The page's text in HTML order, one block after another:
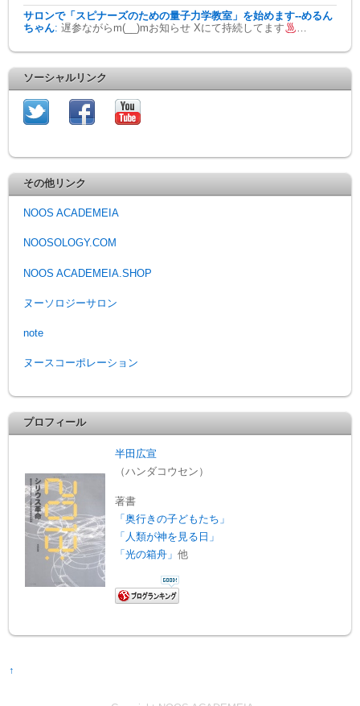
サロンで「スピナーズのための量子力学教室」を始めます--めるん
ちゃん: 遅参ながらm(__)mお知らせ Xにて持続してます …
ソーシャルリンク
その他リンク
NOOS ACADEMEIA
NOOSOLOGY.COM
NOOS ACADEMEIA.SHOP
ヌーソロジーサロン
note
ヌースコーポレーション
プロフィール
半田広宣
（ハンダコウセン）
著書
「奥行きの子どもたち」
「人類が神を見る日」
「光の箱舟」他
↑